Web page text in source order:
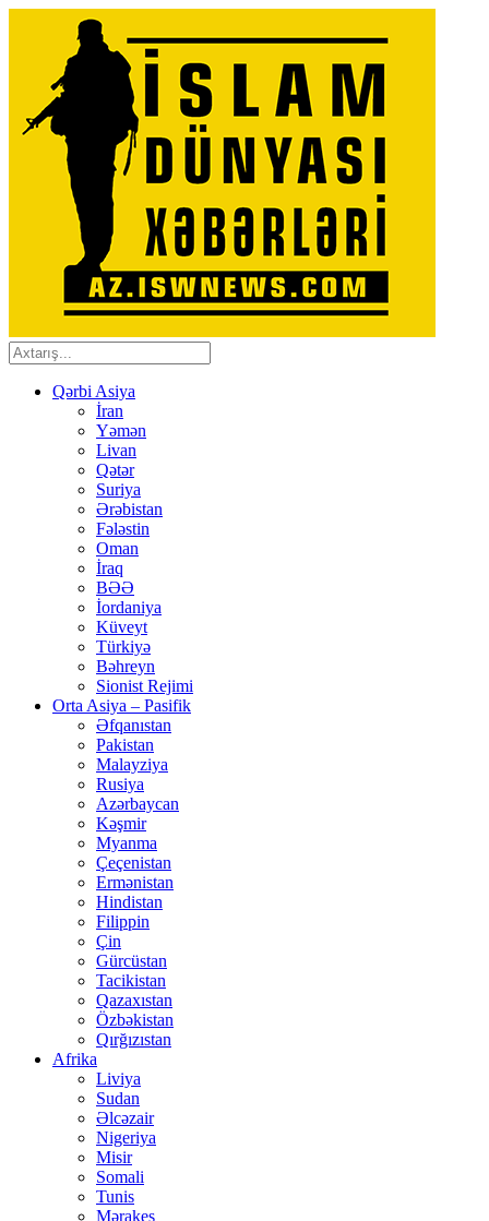
Qərbi Asiya
İran
Yəmən
Livan
Qətər
Suriya
Ərəbistan
Fələstin
Oman
İraq
BƏƏ
İordaniya
Küveyt
Türkiyə
Bəhreyn
Sionist Rejimi
Orta Asiya – Pasifik
Əfqanıstan
Pakistan
Malayziya
Rusiya
Azərbaycan
Kəşmir
Myanma
Çeçenistan
Ermənistan
Hindistan
Filippin
Çin
Gürcüstan
Tacikistan
Qazaxıstan
Özbəkistan
Qırğızıstan
Afrika
Liviya
Sudan
Əlcəzair
Nigeriya
Misir
Somali
Tunis
Mərakeş